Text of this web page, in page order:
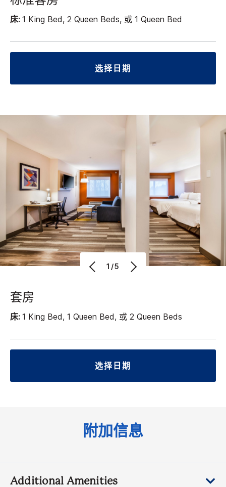
床: 1 King Bed, 2 Queen Beds, 或 1 Queen Bed
选择日期
1/5
套房
床: 1 King Bed, 1 Queen Bed, 或 2 Queen Beds
选择日期
附加信息
Additional Amenities